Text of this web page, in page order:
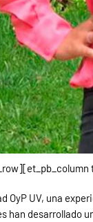
OyP UV, una
han